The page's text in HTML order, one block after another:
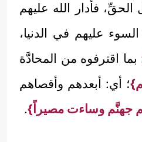
فأدار الله عليهم
عليهم في الدنيا،
بما اقترفوه من المحادَّة
؛ أي: أبعدهم وأقصاهم
جهنَّم وساءت مصيراً}.